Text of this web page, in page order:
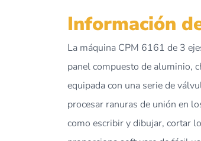
Información
La máquina CPM 6161 de 3
panel compuesto de aluminio,
equipada con una serie de
procesar ranuras de unión en
como escribir y dibujar, cortar